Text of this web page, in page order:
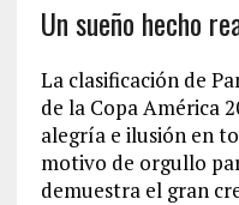
Un sueño hecho
La clasificación de
de la Copa América
alegría e ilusión en
motivo de orgullo
demuestra el gran